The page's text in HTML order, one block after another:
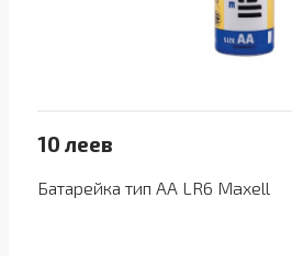
10 леев
Батарейка тип AA LR6 Maxell